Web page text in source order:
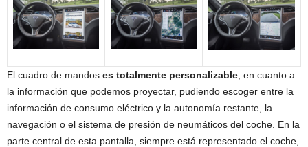
El cuadro de mandos es totalmente personalizable , en cuanto a
la información que podemos proyectar, pudiendo escoger entre la
información de consumo eléctrico y la autonomía restante, la
navegación o el sistema de presión de neumáticos del coche. En la
parte central de esta pantalla, siempre está representado el coche,